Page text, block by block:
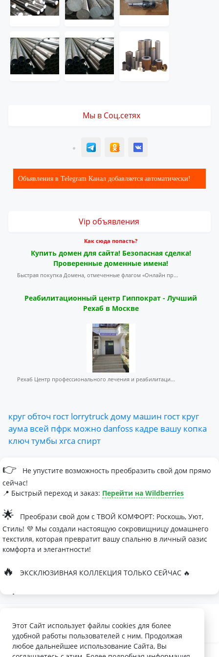
Мы в Соц.сетях
T ОК ВК
Объявления в Telegram Канал добавляется автоматически!
Vip объявления
Как сюда попасть?
Купить домен для сайта! Безопасная сделка!
Проверенные доменные имена!
Быстрая покупка Домена, отмеченные флагом «Онлайн пр...
Реабилитационный центр Гиппократ - Лучший
Рехаб в Москве
Рехаб Центр профессионального лечения и реабилитаци...
круг обточ гост lorrytruckдому машин гост круг
аума всей пфрк можно danfoss кадре вашу копка
ключ тумбы хгса спирт
👉
Не упустите возможность преобразить свой дом прямо
сейчас!
📍 Быстрый переход и заказ: Перейти на Wildberries
🌟
Преобрази свой дом с ТВОЙ КОМФОРТ: Роскошь, Уют,
Стиль! 💜 Мы создали настоящую сокровищницу домашнего
текстиля, которая превратит вашу спальню в личный оазис
комфорта и элегантности!
🔥 ЭКСКЛЮЗИВНАЯ КОЛЛЕКЦИЯ ТОЛЬКО СЕЙЧАС 🔥
🛏
Палитра изысканных оттенков:
- Темно-серый для минималистичных интерьеров
- Сиреневый для романтичных натур
Этот Сайт использует файлы cookies для более
удобной работы пользователей с ним. Продолжая
любое дальнейшее использование Сайта, Вы